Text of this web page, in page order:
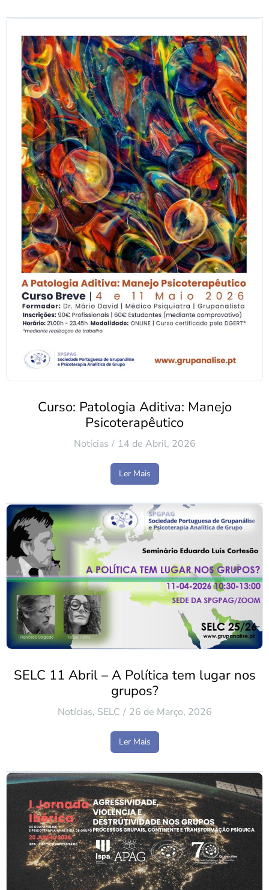
Curso: Patologia Aditiva: Manejo
Psicoterapêutico
Notícias 14 de Abril, 2026
Ler Mais
SELC 11 Abril – A Política tem lugar nos
grupos?
Notícias, SELC 26 de Março, 2026
Ler Mais